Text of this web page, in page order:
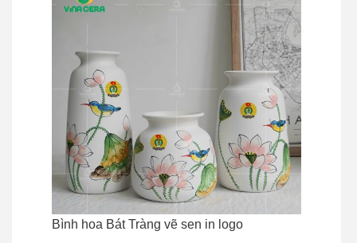
Bình hoa Bát Tràng vẽ sen in logo